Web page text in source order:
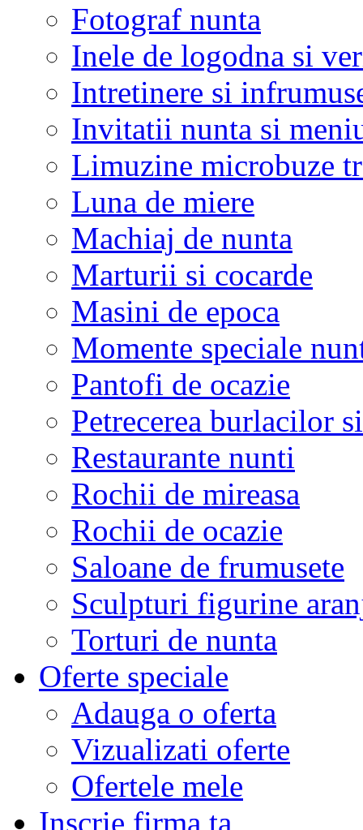
Fotograf nunta
Inele de logodna si
Intretinere si
Invitatii nunta si
Limuzine microbuze
Luna de miere
Machiaj de nunta
Marturii si cocarde
Masini de epoca
Momente speciale
Pantofi de ocazie
Petrecerea burlacilor
Restaurante nunti
Rochii de mireasa
Rochii de ocazie
Saloane de frumusete
Sculpturi figurine
Torturi de nunta
Oferte speciale
Adauga o oferta
Vizualizati oferte
Ofertele mele
Inscrie firma ta